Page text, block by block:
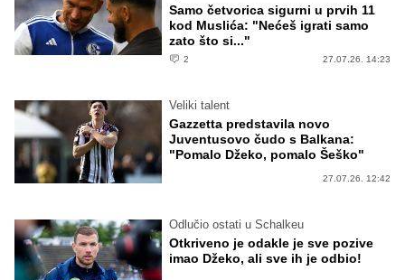
Samo četvorica sigurni u prvih 11
kod Muslića: "Nećeš igrati samo
zato što si..."
2 27.07.26. 14:23
Veliki talent
Gazzetta predstavila novo
Juventusovo čudo s Balkana:
"Pomalo Džeko, pomalo Šeško"
27.07.26. 12:42
Odlučio ostati u Schalkeu
Otkriveno je odakle je sve pozive
imao Džeko, ali sve ih je odbio!